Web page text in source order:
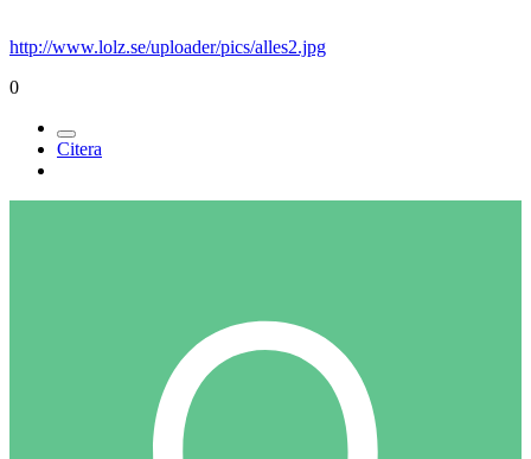
http://www.lolz.se/uploader/pics/alles2.jpg
0
Citera